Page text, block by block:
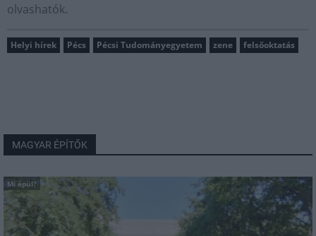
olvashatók.
Helyi hírek Pécs Pécsi Tudományegyetem zene felsőoktatás
MAGYAR ÉPÍTŐK
Mi épül?